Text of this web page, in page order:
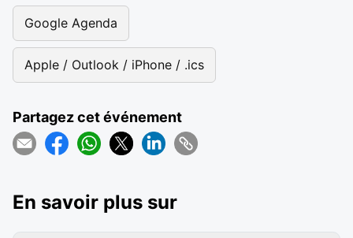
Google Agenda
Apple / Outlook / iPhone / .ics
Partagez cet événement
En savoir plus sur